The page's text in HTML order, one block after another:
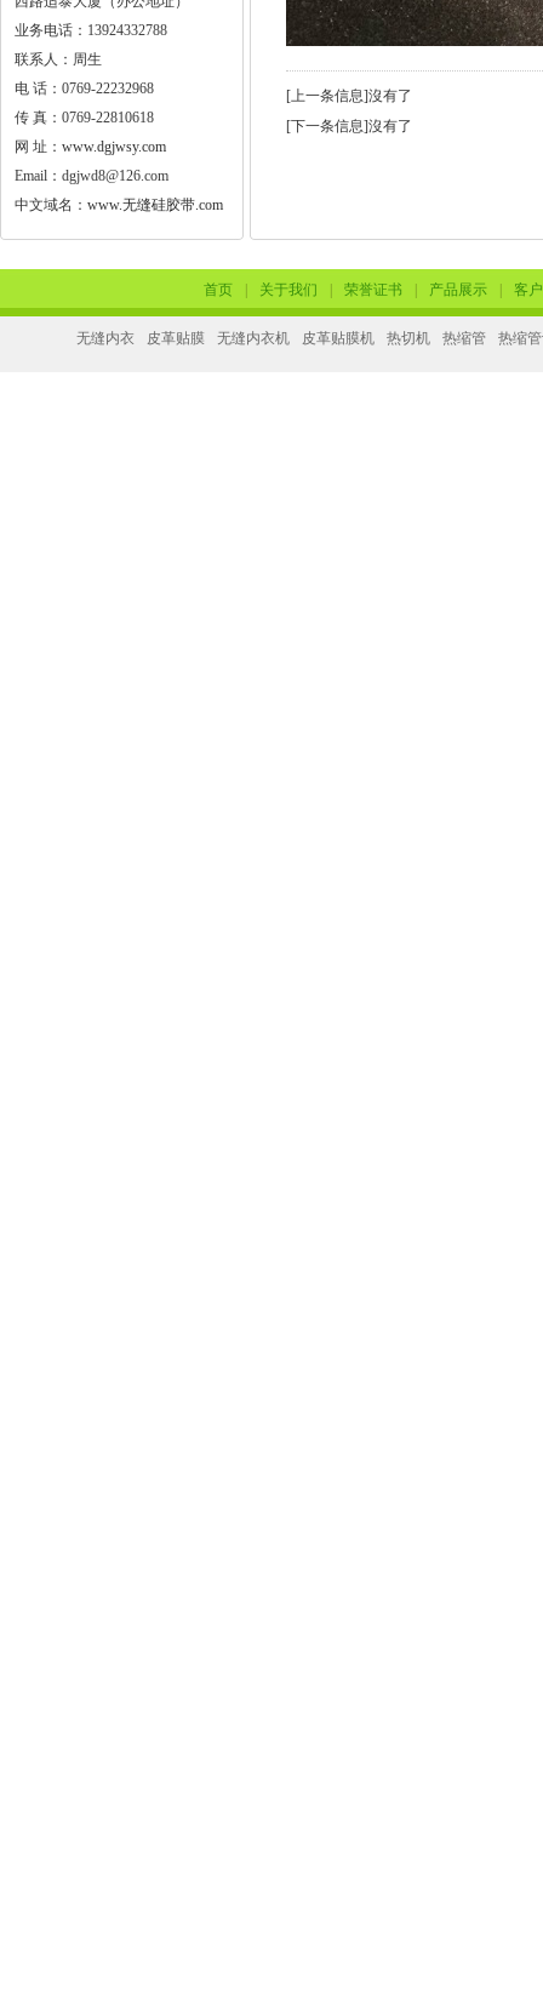
业务电话：13924332788
联系人：周生
电 话：0769-22232968
传 真：0769-22810618
网 址： www.dgjwsy.com
Email：dgjwd8@126.com
中文域名： www.无缝硅胶带.com
[上一条信息]沒有了
[下一条信息]沒有了
首页 关于我们 荣誉证书 产品展示 客
无缝内衣 皮革贴膜 无缝内衣机 皮革贴膜机 热切机 热缩管 热缩